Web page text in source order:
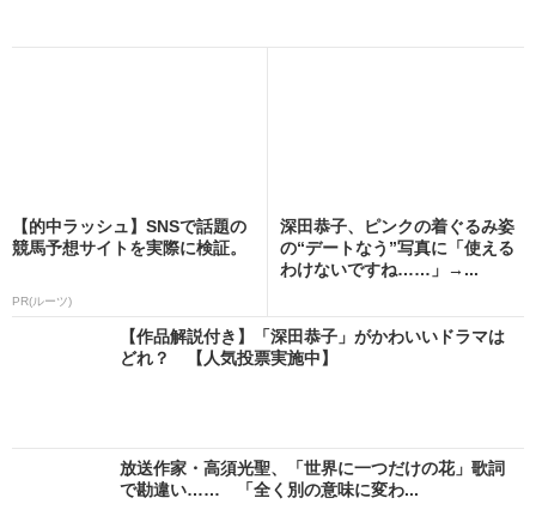
【的中ラッシュ】SNSで話題の
競馬予想サイトを実際に検証。
PR(ルーツ)
深田恭子、ピンクの着ぐるみ姿
の“デートなう”写真に「使える
わけないですね……」→...
【作品解説付き】「深田恭子」がかわいいドラマは
どれ？ 【人気投票実施中】
放送作家・高須光聖、「世界に一つだけの花」歌詞
で勘違い…… 「全く別の意味に変わ...